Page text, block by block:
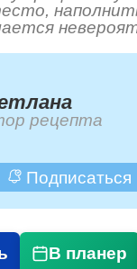
рецепта
Подписаться
В планер